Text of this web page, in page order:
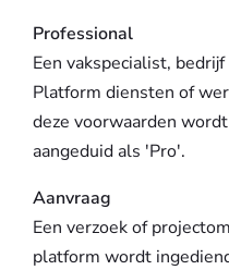
Professional
Een vakspecialist,
Platform diensten of
deze voorwaarden
aangeduid als 'Pro'.
Aanvraag
Een verzoek of
platform wordt